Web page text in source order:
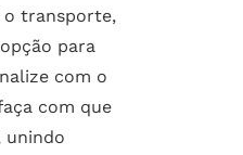
o transporte,
para
com o
com que
unindo